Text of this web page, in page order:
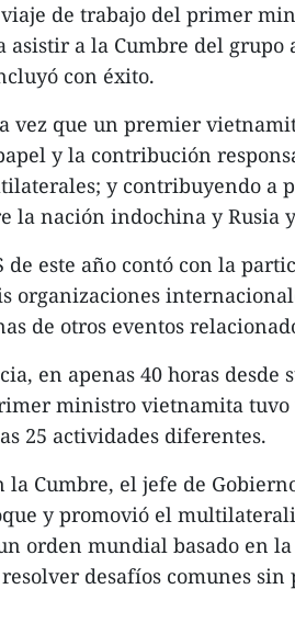
de trabajo del primer
a la Cumbre del grupo
con éxito.
vez que un premier
y la contribución
y contribuyendo a
la nación indochina y Rusia
de este año contó con la
organizaciones
de otros eventos
en apenas 40 horas desde
ministro vietnamita tuvo
25 actividades diferentes.
la Cumbre, el jefe de
y promovió el
orden mundial basado en
desafíos comunes sin